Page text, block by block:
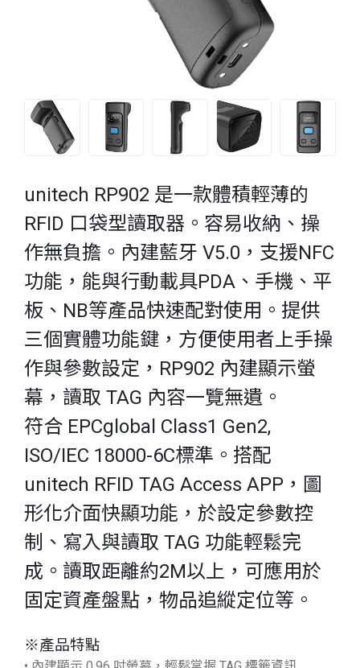
unitech RP902 是一款體積輕薄的
RFID 口袋型讀取器。容易收納、操
作無負擔。內建藍牙 V5.0，支援NFC
功能，能與行動載具PDA、手機、平
板、NB等產品快速配對使用。提供
三個實體功能鍵，方便使用者上手操
作與參數設定，RP902 內建顯示螢
幕，讀取 TAG 內容一覽無遺。
符合 EPCglobal Class1 Gen2,
ISO/IEC 18000-6C標準。搭配
unitech RFID TAG Access APP，圖
形化介面快顯功能，於設定參數控
制、寫入與讀取 TAG 功能輕鬆完
成。讀取距離約2M以上，可應用於
固定資產盤點，物品追縱定位等。
※產品特點